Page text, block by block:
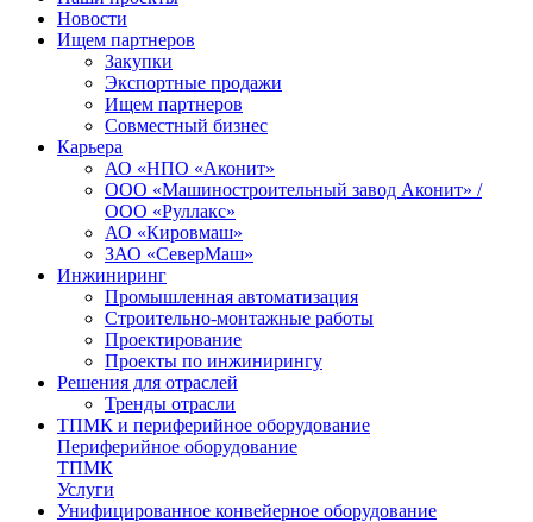
Новости
Ищем партнеров
Закупки
Экспортные продажи
Ищем партнеров
Совместный бизнес
Карьера
АО «НПО «Аконит»
ООО «Машиностроительный завод Аконит» /
ООО «Руллакс»
АО «Кировмаш»
ЗАО «СеверМаш»
Инжиниринг
Промышленная автоматизация
Строительно-монтажные работы
Проектирование
Проекты по инжинирингу
Решения для отраслей
Тренды отрасли
ТПМК и периферийное оборудование
Периферийное оборудование
ТПМК
Услуги
Унифицированное конвейерное оборудование